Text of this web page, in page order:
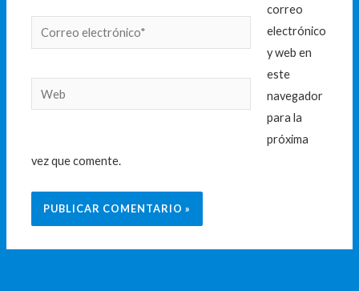
Correo
electrónico*
Web
correo
electrónico
y web en
este
navegador
para la
próxima
vez que comente.